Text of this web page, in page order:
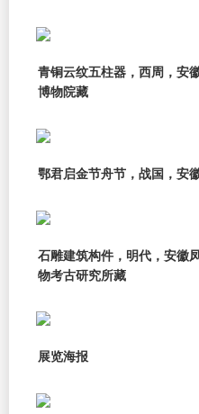
青铜云纹五柱器，西周，安
博物院藏
鄂君启金节舟节，战国，安
石雕建筑构件，明代，安徽
物考古研究所藏
展览海报